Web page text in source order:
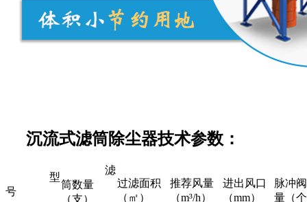
沉流式滤筒除尘器技术参数：
型
号
滤
筒数量
（支）
过滤面积
（㎡）
推荐风量
（m³/h）
进出风口
（mm）
脉冲
量（